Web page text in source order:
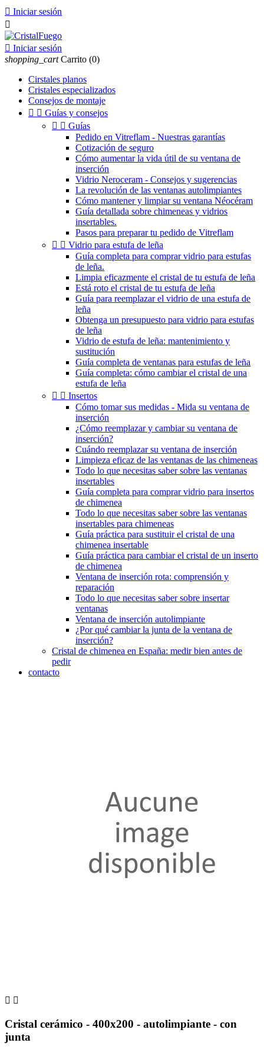
 Iniciar sesión

 Iniciar sesión
shopping_cart Carrito (0)
Cirstales planos
Cristales especializados
Consejos de montaje
  Guías y consejos
  Guías
Pedido en Vitreflam - Nuestras garantías
Cotización de seguro
Cómo aumentar la vida útil de su ventana de
inserción
Vidrio Neroceram - Consejos y sugerencias
La revolución de las ventanas autolimpiantes
Cómo mantener y limpiar su ventana Néocéram
Guía detallada sobre chimeneas y vidrios
insertables.
Pasos para preparar tu pedido de Vitreflam
  Vidrio para estufa de leña
Guía completa para comprar vidrio para estufas
de leña.
Limpia eficazmente el cristal de tu estufa de leña
Está roto el cristal de tu estufa de leña
Guía para reemplazar el vidrio de una estufa de
leña
Obtenga un presupuesto para vidrio para estufas
de leña
Vidrio de estufa de leña: mantenimiento y
sustitución
Guía completa de ventanas para estufas de leña
Guía completa: cómo cambiar el cristal de una
estufa de leña
  Insertos
Cómo tomar sus medidas - Mida su ventana de
inserción
¿Cómo reemplazar y cambiar su ventana de
inserción?
Cuándo reemplazar su ventana de inserción
Limpieza eficaz de las ventanas de las chimeneas
Todo lo que necesitas saber sobre las ventanas
insertables
Guía completa para comprar vidrio para insertos
de chimenea
Todo lo que necesitas saber sobre las ventanas
insertables para chimeneas
Guía práctica para sustituir el cristal de una
chimenea insertable
Guía práctica para cambiar el cristal de un inserto
de chimenea
Ventana de inserción rota: comprensión y
reparación
Todo lo que necesitas saber sobre insertar
ventanas
Ventana de inserción autolimpiante
¿Por qué cambiar la junta de la ventana de
inserción?
Cristal de chimenea en España: medir bien antes de
pedir
contacto
 
Cristal cerámico - 400x200 - autolimpiante - con
junta